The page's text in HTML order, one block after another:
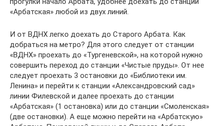
«Арбатская» любой из двух линий.
И от ВДНХ легко доехать до Старого Арбата. Как
добраться на метро? Для этого следует от станции
«ВДНХ» проехать до «Тургеневской», на которой нужно
совершить переход до станции «Чистые пруды». От нее
следует проехать 3 остановки до «Библиотеки им.
Ленина» и перейти к станции «Александровский сад»
линии Филевской и далее проехать до станции
«Арбатская» (1 остановка) или до станции «Смоленская»
(две остановки). А еще можно перейти на «Арбатскую»